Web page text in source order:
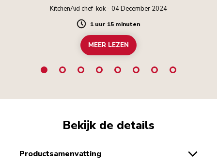
KitchenAid chef-kok - 04 December 2024
Duration
1 uur 15 minuten
MEER LEZEN
Bekijk de details
productsamenvatting